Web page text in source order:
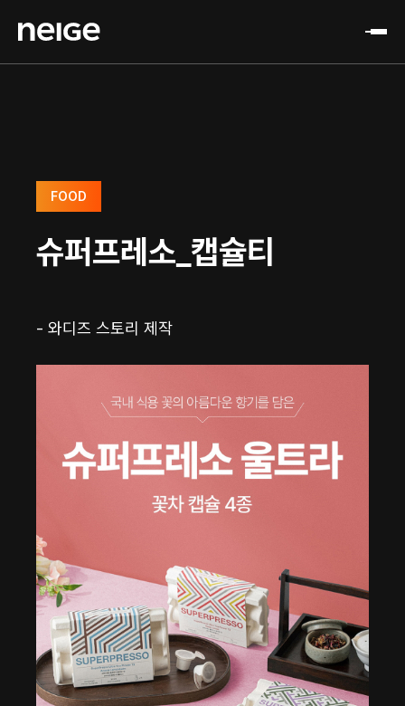
FOOD
슈퍼프레소_캡슐티
- 와디즈 스토리 제작